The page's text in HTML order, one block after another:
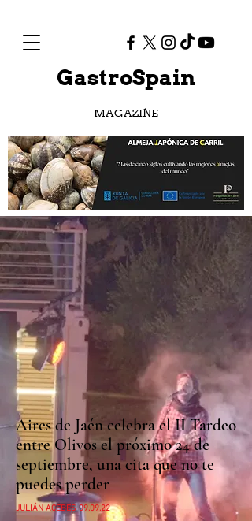
GastroSpain
MAGAZINE
Aires de Jaén celebra el II Tardeo
entre Olivos el próximo 24 de
septiembre, una cita que no te
puedes perder
JULIÁN ACEBES 09.09.22